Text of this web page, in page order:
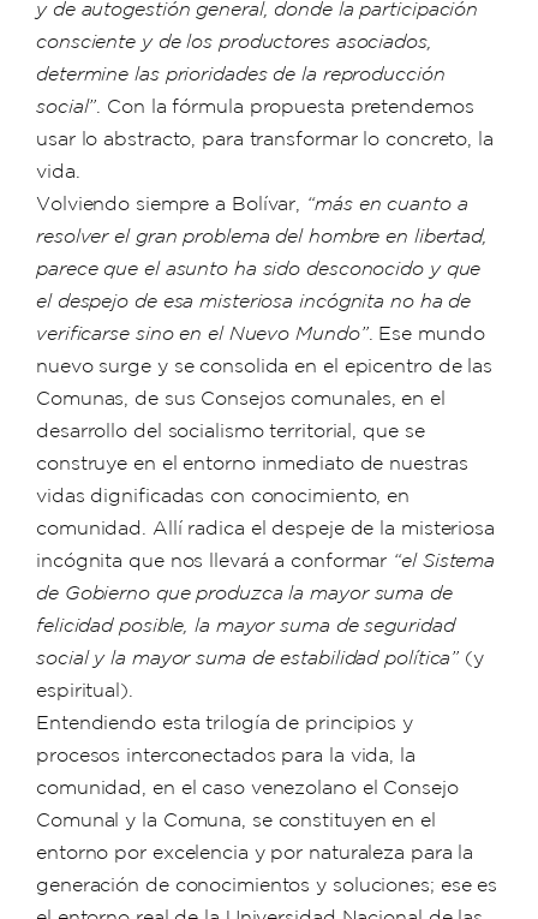
y de autogestión general, donde la participación
consciente y de los productores asociados,
determine las prioridades de la reproducción
social” . Con la fórmula propuesta pretendemos
usar lo abstracto, para transformar lo concreto, la
vida.
Volviendo siempre a Bolívar,
“másen cuanto a
resolver el gran problema del hombre en libertad,
parece que el asunto ha sido desconocido y que
el despejo de esa misteriosa incógnita no ha de
verificarse sino en el Nuevo Mundo”. Ese mundo
nuevo surge y se consolida en el epicentro de las
Comunas, de sus Consejos comunales, en el
desarrollo del socialismo territorial, que se
construye en el entorno inmediato de nuestras
vidas dignificadas con conocimiento, en
comunidad. Allí radica el despeje de la misteriosa
incógnita que nos llevará a conformar “el Sistema
de Gobierno que produzca la mayor suma de
felicidad posible, la mayor suma de seguridad
social y la mayor suma de estabilidad política” (y
espiritual).
Entendiendo esta trilogía de principios y
procesos interconectados para la vida, la
comunidad, en el caso venezolano el Consejo
Comunal y la Comuna, se constituyen en el
entorno por excelencia y por naturaleza para la
generación de conocimientos y soluciones; ese es